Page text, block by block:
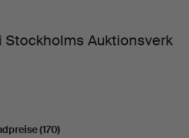
Stockholms Auktionsverk
(170)